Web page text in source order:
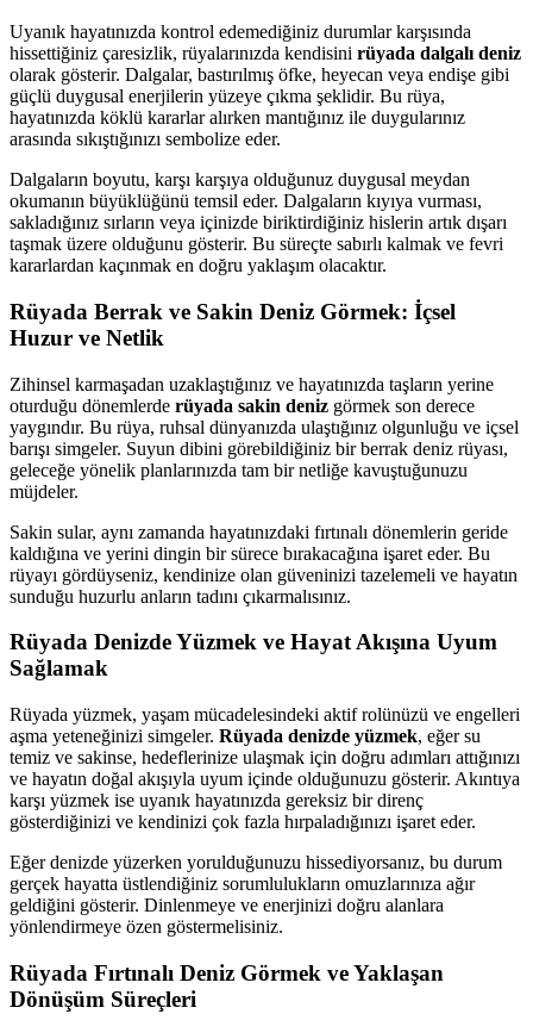
Uyanık hayatınızda kontrol edemediğiniz durumlar karşısında
hissettiğiniz çaresizlik, rüyalarınızda kendisini rüyada dalgalı deniz
olarak gösterir. Dalgalar, bastırılmış öfke, heyecan veya endişe gibi
güçlü duygusal enerjilerin yüzeye çıkma şeklidir. Bu rüya,
hayatınızda köklü kararlar alırken mantığınız ile duygularınız
arasında sıkıştığınızı sembolize eder.
Dalgaların boyutu, karşı karşıya olduğunuz duygusal meydan
okumanın büyüklüğünü temsil eder. Dalgaların kıyıya vurması,
sakladığınız sırların veya içinizde biriktirdiğiniz hislerin artık dışarı
taşmak üzere olduğunu gösterir. Bu süreçte sabırlı kalmak ve fevri
kararlardan kaçınmak en doğru yaklaşım olacaktır.
Rüyada Berrak ve Sakin Deniz Görmek: İçsel
Huzur ve Netlik
Zihinsel karmaşadan uzaklaştığınız ve hayatınızda taşların yerine
oturduğu dönemlerde rüyada sakin deniz görmek son derece
yaygındır. Bu rüya, ruhsal dünyanızda ulaştığınız olgunluğu ve içsel
barışı simgeler. Suyun dibini görebildiğiniz bir berrak deniz rüyası,
geleceğe yönelik planlarınızda tam bir netliğe kavuştuğunuzu
müjdeler.
Sakin sular, aynı zamanda hayatınızdaki fırtınalı dönemlerin geride
kaldığına ve yerini dingin bir sürece bırakacağına işaret eder. Bu
rüyayı gördüyseniz, kendinize olan güveninizi tazelemeli ve hayatın
sunduğu huzurlu anların tadını çıkarmalısınız.
Rüyada Denizde Yüzmek ve Hayat Akışına Uyum
Sağlamak
Rüyada yüzmek, yaşam mücadelesindeki aktif rolünüzü ve engelleri
aşma yeteneğinizi simgeler. Rüyada denizde yüzmek, eğer su
temiz ve sakinse, hedeflerinize ulaşmak için doğru adımları attığınızı
ve hayatın doğal akışıyla uyum içinde olduğunuzu gösterir. Akıntıya
karşı yüzmek ise uyanık hayatınızda gereksiz bir direnç
gösterdiğinizi ve kendinizi çok fazla hırpaladığınızı işaret eder.
Eğer denizde yüzerken yorulduğunuzu hissediyorsanız, bu durum
gerçek hayatta üstlendiğiniz sorumlulukların omuzlarınıza ağır
geldiğini gösterir. Dinlenmeye ve enerjinizi doğru alanlara
yönlendirmeye özen göstermelisiniz.
Rüyada Fırtınalı Deniz Görmek ve Yaklaşan
Dönüşüm Süreçleri